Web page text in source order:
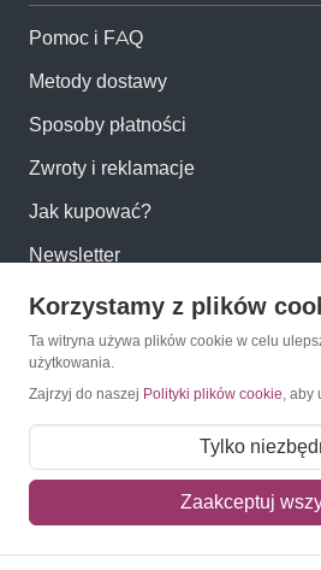
Pomoc i FAQ
Metody dostawy
Sposoby płatności
Zwroty i reklamacje
Jak kupować?
Newsletter
Konto
Moje konto
Moje zamówienia
Mój koszyk
Adres dostawy
Korzystamy z plików
Ta witryna używa plików cookie w celu
użytkowania.
Zajrzyj do naszej Polityki plików cookie, aby
Tylko
Zaakceptuj